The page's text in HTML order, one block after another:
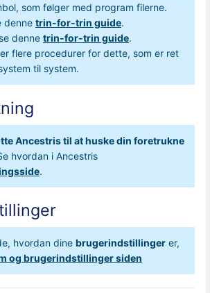
som følger med program filerne.
denne trin-for-trin guide.
denne trin-for-trin guide.
flere procedurer for dette, som er ret
til system.
Ancestris til at huske din foretrukne
hvordan i Ancestris
.
hvordan dine brugerindstillinger er,
og brugerindstillinger siden